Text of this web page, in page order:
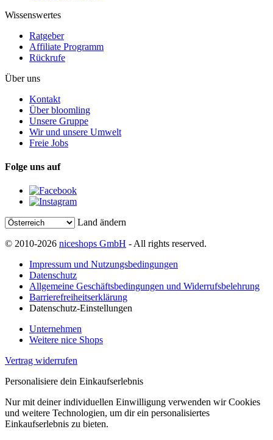
Wissenswertes
Ratgeber
Affiliate Programm
Rückrufe
Über uns
Kontakt
Über bloomling
Unsere Gruppe
Wir und unsere Umwelt
Freie Jobs
Folge uns auf
Land ändern
© 2010-2026 niceshops GmbH - All rights reserved.
Impressum und Nutzungsbedingungen
Datenschutz
Allgemeine Geschäftsbedingungen und Widerrufsbelehrung
Barrierefreiheitserklärung
Datenschutz-Einstellungen
Unternehmen
Weitere nice Shops
Vertrag widerrufen
Personalisiere dein Einkaufserlebnis
Nur mit deiner individuellen Einwilligung verwenden wir Cookies
und weitere Technologien, um dir ein personalisiertes
Einkaufserlebnis zu bieten.